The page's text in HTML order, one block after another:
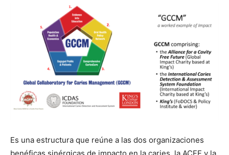
Es una estructura que reúne a las dos organizaciones